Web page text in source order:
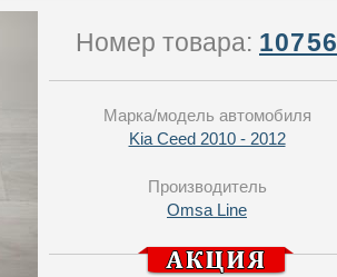
Номер товара: 10756
Марка/модель автомобиля
Kia Ceed 2010 - 2012
Производитель
Omsa Line